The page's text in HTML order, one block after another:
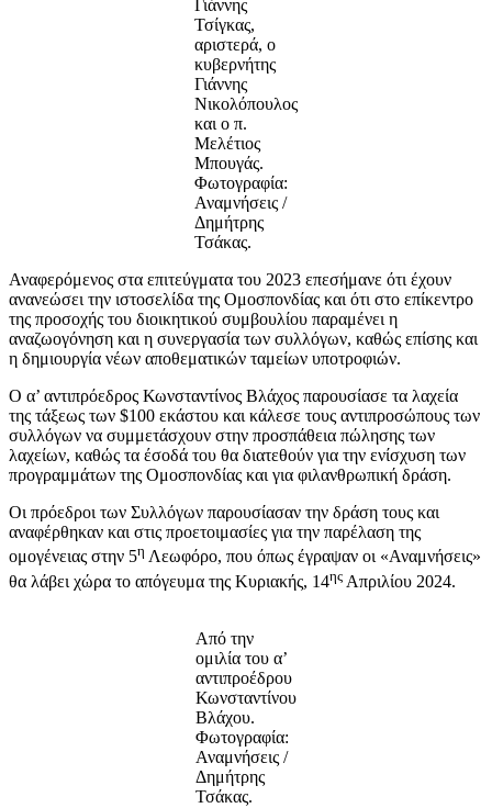
Γιάννης
Τσίγκας,
αριστερά, ο
κυβερνήτης
Γιάννης
Νικολόπουλος
και ο π.
Μελέτιος
Μπουγάς.
Φωτογραφία:
Αναμνήσεις /
Δημήτρης
Τσάκας.
Αναφερόμενος στα επιτεύγματα του 2023 επεσήμανε ότι έχουν
ανανεώσει την ιστοσελίδα της Ομοσπονδίας και ότι στο επίκεντρο
της προσοχής του διοικητικού συμβουλίου παραμένει η
αναζωογόνηση και η συνεργασία των συλλόγων, καθώς επίσης και
η δημιουργία νέων αποθεματικών ταμείων υποτροφιών.
Ο α’ αντιπρόεδρος Κωνσταντίνος Βλάχος παρουσίασε τα λαχεία
της τάξεως των $100 εκάστου και κάλεσε τους αντιπροσώπους των
συλλόγων να συμμετάσχουν στην προσπάθεια πώλησης των
λαχείων, καθώς τα έσοδά του θα διατεθούν για την ενίσχυση των
προγραμμάτων της Ομοσπονδίας και για φιλανθρωπική δράση.
Οι πρόεδροι των Συλλόγων παρουσίασαν την δράση τους και
αναφέρθηκαν και στις προετοιμασίες για την παρέλαση της
ομογένειας στην 5η Λεωφόρο, που όπως έγραψαν οι «Αναμνήσεις»
θα λάβει χώρα το απόγευμα της Κυριακής, 14ης Απριλίου 2024.
Από την
ομιλία του α’
αντιπροέδρου
Κωνσταντίνου
Βλάχου.
Φωτογραφία:
Αναμνήσεις /
Δημήτρης
Τσάκας.